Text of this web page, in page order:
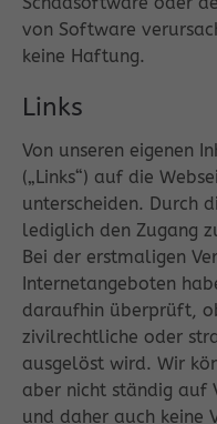
von Software
keine Haftung.
Links
Von unseren eigenen
(„Links“) auf die
unterscheiden. Durch
lediglich den Zugang
Bei der erstmaligen
Internetangeboten
daraufhin überprüft,
zivilrechtliche oder
ausgelöst wird. Wir
aber nicht ständig auf
und daher auch keine